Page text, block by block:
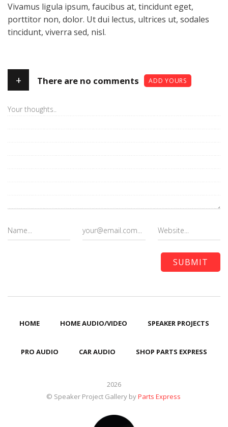
Vivamus ligula ipsum, faucibus at, tincidunt eget,
porttitor non, dolor. Ut dui lectus, ultrices ut, sodales
tincidunt, viverra sed, nisl.
+ There are no comments ADD YOURS
HOME HOME AUDIO/VIDEO SPEAKER PROJECTS
PRO AUDIO CAR AUDIO SHOP PARTS EXPRESS
2026
© Speaker Project Gallery byParts Express